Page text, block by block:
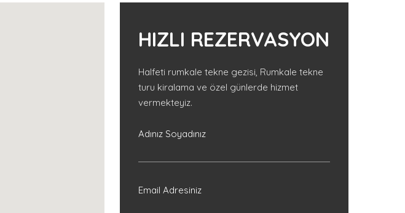
HIZLI REZERVASYON
Halfeti rumkale tekne gezisi, Rumkale tekne
turu kiralama ve özel günlerde hizmet
vermekteyiz.
Adınız Soyadınız
Email Adresiniz